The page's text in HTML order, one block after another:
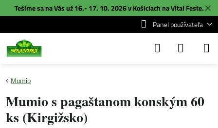
✕
Tešíme sa na Vás už 16.- 17. 10. 2026 v Košiciach naVital Feste.
Panel používateľa
Mumio
Mumio s pagaštanom konským 60
ks (Kirgižsko)